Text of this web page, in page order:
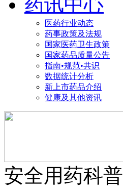
医药行业动态
药事政策及法规
国家医药卫生政策
国家药品质量公告
指南•规范•共识
数据统计分析
新上市药品介绍
健康及其他资讯
安全用药科普